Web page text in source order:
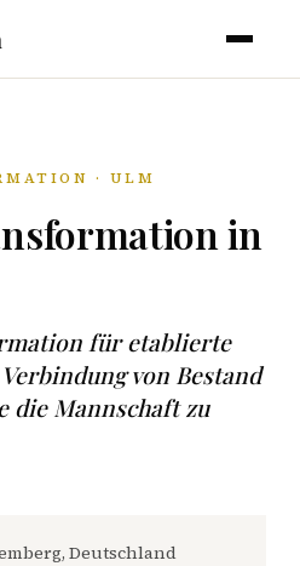
· ULM
in
für etablierte
von Bestand
die Mannschaft zu
Deutschland